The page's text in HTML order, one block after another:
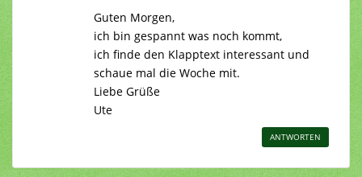
Guten Morgen,
ich bin gespannt was noch kommt,
ich finde den Klapptext interessant und
schaue mal die Woche mit.
Liebe Grüße
Ute
ANTWORTEN